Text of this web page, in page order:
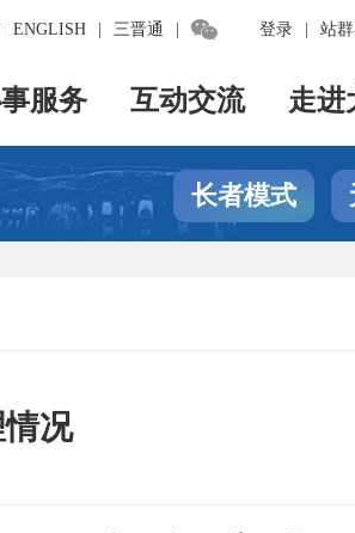
登录 站
ENGLISH 三晋通 
服务 互动交流 走进
长者模式
况